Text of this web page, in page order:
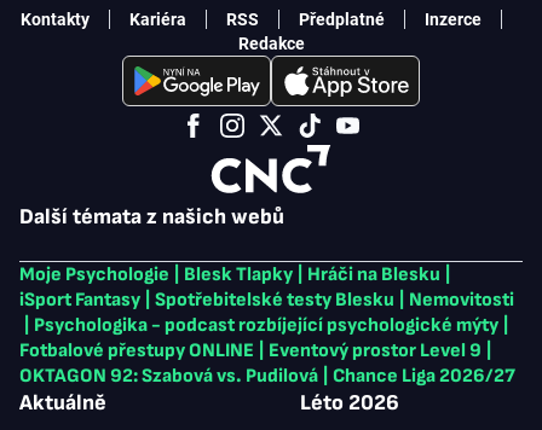
Další témata z našich webů
Moje Psychologie Blesk Tlapky Hráči na Blesku
iSport Fantasy
Spotřebitelské testy Blesku
Nemovitosti
Psychologika - podcast rozbíjející psychologické mýty
Fotbalové přestupy ONLINE
Eventový prostor Level 9
OKTAGON 92: Szabová vs. Pudilová
Chance Liga 2026/27
Aktuálně Léto 2026
Kontakty Kariéra RSS Předplatné
Inzerce
Redakce